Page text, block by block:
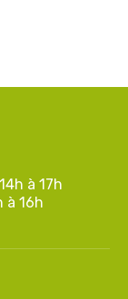
à 17h
à 16h